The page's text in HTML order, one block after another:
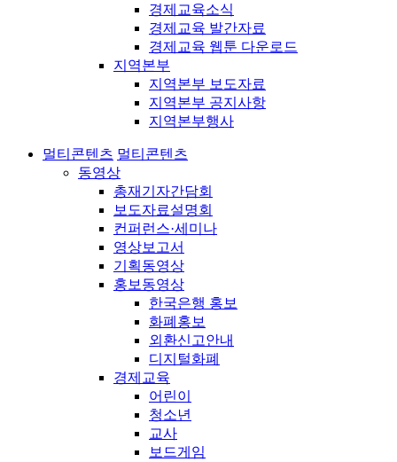
경제교육소식
경제교육 발간자료
경제교육 웹툰 다운로드
지역본부
지역본부 보도자료
지역본부 공지사항
지역본부행사
멀티콘텐츠 멀티콘텐츠
동영상
총재기자간담회
보도자료설명회
컨퍼런스·세미나
영상보고서
기획동영상
홍보동영상
한국은행 홍보
화폐홍보
외환신고안내
디지털화폐
경제교육
어린이
청소년
교사
보드게임